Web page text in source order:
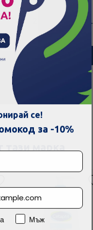
хидратиращ
концентрат SPF50+
30мл
/50.99 лв.
ПОРЪЧАЙ
се!
за -10%
Мъж